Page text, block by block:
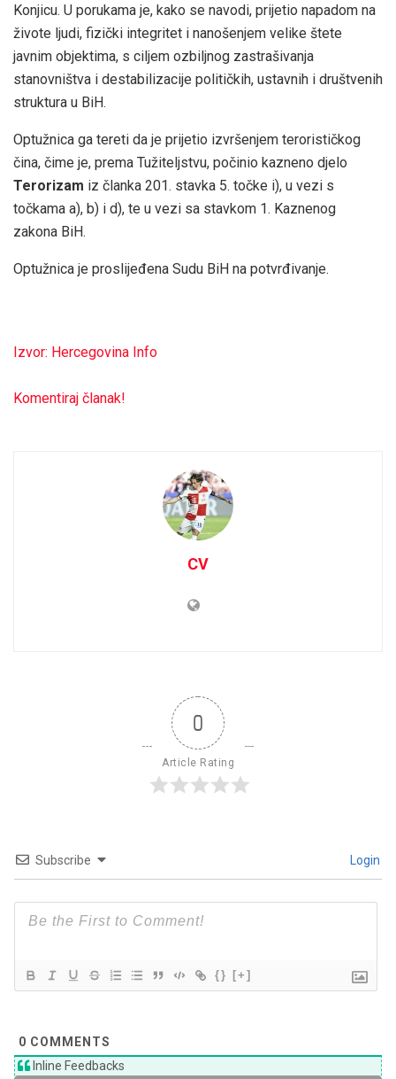
Konjicu. U porukama je, kako se navodi, prijetio napadom na
živote ljudi, fizički integritet i nanošenjem velike štete
javnim objektima, s ciljem ozbiljnog zastrašivanja
stanovništva i destabilizacije političkih, ustavnih i društvenih
struktura u BiH.
Optužnica ga tereti da je prijetio izvršenjem terorističkog
čina, čime je, prema Tužiteljstvu, počinio kazneno djelo
Terorizam iz članka 201. stavka 5. točke i), u vezi s
točkama a), b) i d), te u vezi sa stavkom 1. Kaznenog
zakona BiH.
Optužnica je proslijeđena Sudu BiH na potvrđivanje.
Izvor: Hercegovina Info
Komentiraj članak!
CV
0
Article Rating
Subscribe Login
{} [+]
0 COMMENTS
Inline Feedbacks